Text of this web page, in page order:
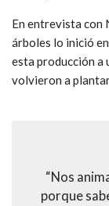
En entrevista con
árboles lo inició
esta producción a
volvieron a
“Nos
porque